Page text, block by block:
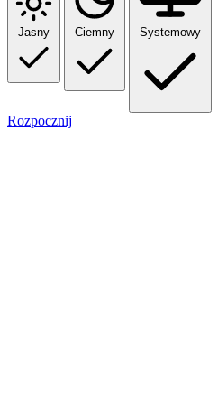
Jasny Ciemny Systemowy
Rozpocznij